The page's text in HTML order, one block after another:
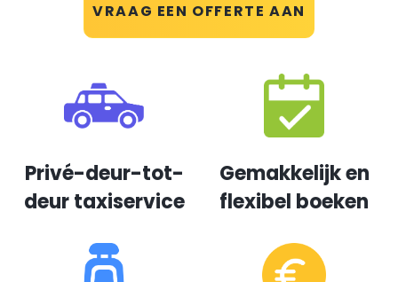
VRAAG EEN OFFERTE AAN
Privé-deur-tot-
deur taxiservice
Gemakkelijk en
flexibel boeken